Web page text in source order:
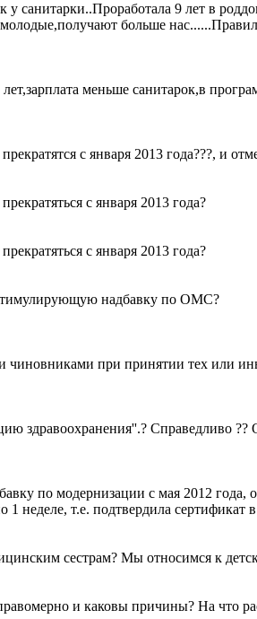
9 лет в
больше
меньше санитарок,в
с января 2013 года???, и
с января 2013 года?
с января 2013 года?
надбавку по ОМС?
при принятии тех или
здравоохранения''.? Справедливо
по модернизации с мая 2012 года,
неделе, т.е. подтвердила сертификат
сестрам? Мы относимся к
и каковы причины? На что